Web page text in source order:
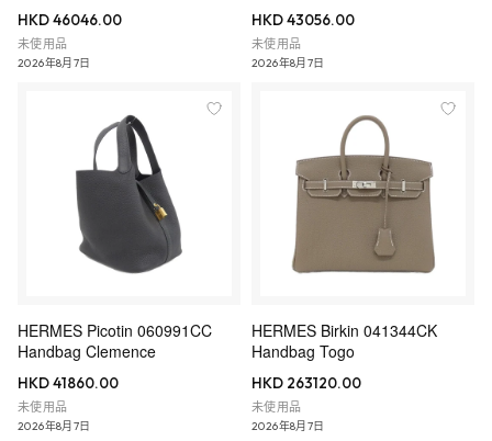
HKD 46046.00
未使用品
2026年8月7日
HKD 43056.00
未使用品
2026年8月7日
HERMES Picotin 060991CC
Handbag Clemence
HKD 41860.00
未使用品
2026年8月7日
HERMES Birkin 041344CK
Handbag Togo
HKD 263120.00
未使用品
2026年8月7日